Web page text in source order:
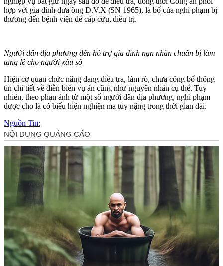
hợp với gia đình đưa ông Đ.V.X (SN 1965), là bố của nghi phạm bị
thương đến bệnh viện để cấp cứu, điều trị.
Người dân địa phương đến hỗ trợ gia đình nạn nhân chuẩn bị làm
tang lễ cho người xấu số
Hiện cơ quan chức năng đang điều tra, làm rõ, chưa công bố thông
tin chi tiết về diễn biến vụ án cũng như nguyên nhân cụ thể. Tuy
nhiên, theo phản ánh từ một số người dân địa phương, nghi phạm
được cho là có biểu hiện nghiện m‌a tú‌y nặng trong thời gian dài.
Nguồn Tin: